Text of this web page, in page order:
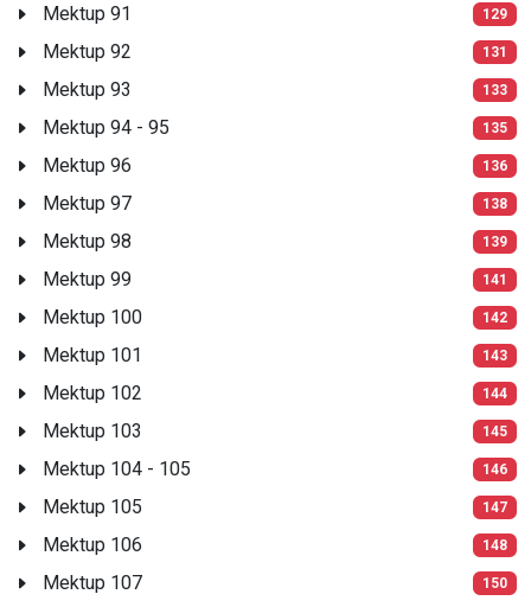
Mektup 91 129
Mektup 92 131
Mektup 93 133
Mektup 94 - 95 135
Mektup 96 136
Mektup 97 138
Mektup 98 139
Mektup 99 141
Mektup 100 142
Mektup 101 143
Mektup 102 144
Mektup 103 145
Mektup 104 - 105 146
Mektup 105 147
Mektup 106 148
Mektup 107 150